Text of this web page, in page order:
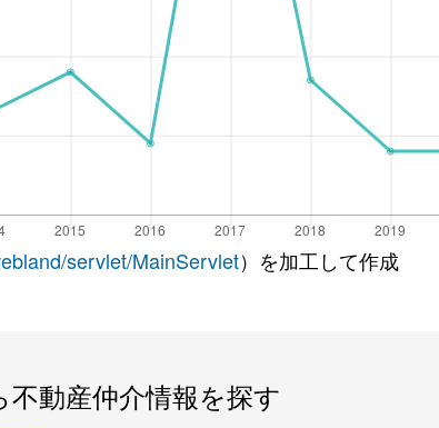
servlet/MainServlet）を加工して作成
動産仲介情報を探す